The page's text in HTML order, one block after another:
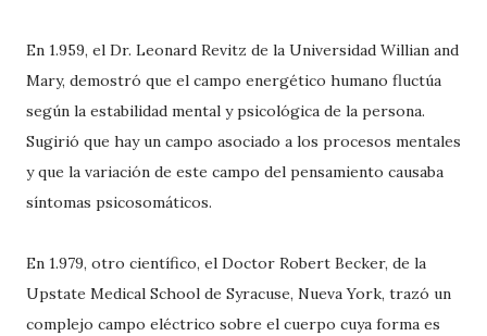
En 1.959, el Dr. Leonard Revitz de la Universidad Willian and
Mary, demostró que el campo energético humano fluctúa
según la estabilidad mental y psicológica de la persona.
Sugirió que hay un campo asociado a los procesos mentales
y que la variación de este campo del pensamiento causaba
síntomas psicosomáticos.
En 1.979, otro científico, el Doctor Robert Becker, de la
Upstate Medical School de Syracuse, Nueva York, trazó un
complejo campo eléctrico sobre el cuerpo cuya forma es